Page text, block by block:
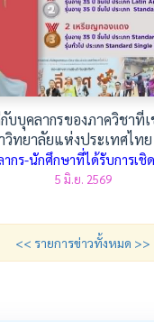
บบุคลากรของภาควิชาที่
ทยาลัยแห่งประเทศไท
2569
กร-นักศึกษาที่ได้รับการเชิ
5 มิ.ย. 2569
<< รายการข่าวทั้งหมด >>